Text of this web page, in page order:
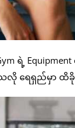
ရဲ့
လို ရေရှည်မှာ ထိ